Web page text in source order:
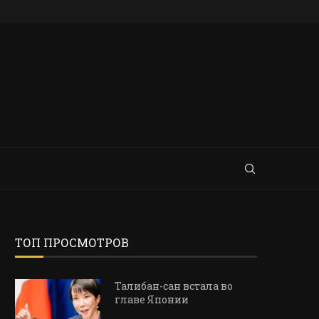
ТОП ПРОСМОТРОВ
Талибан-сан встала во
главе Японии